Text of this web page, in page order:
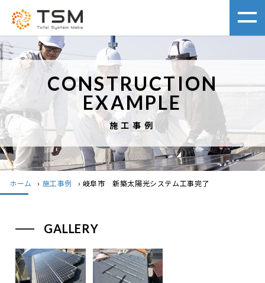
CONSTRUCTION
EXAMPLE
施工事例
ホーム › 施工事例 › 岐阜市 新築太陽光システム工事完了
GALLERY